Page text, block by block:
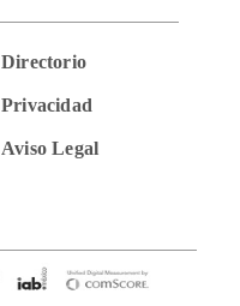
Directorio
Privacidad
Aviso Legal